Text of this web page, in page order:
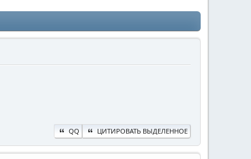
QQ ЦИТИРОВАТЬ ВЫДЕЛЕННОЕ